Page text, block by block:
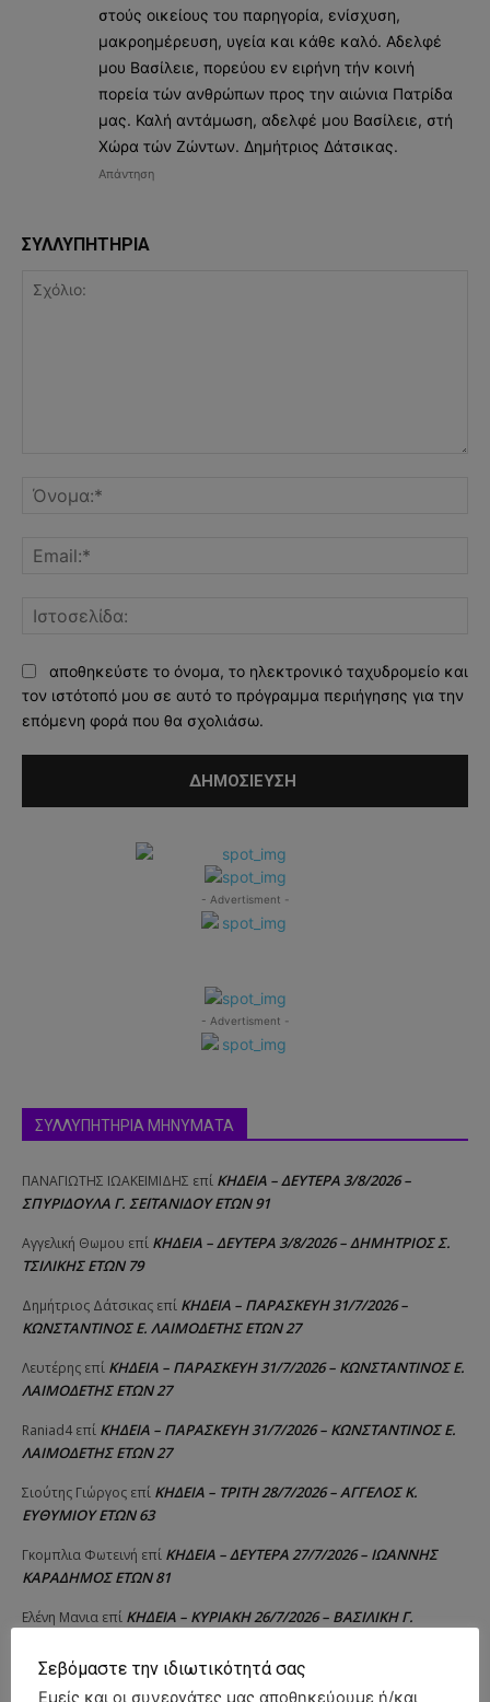
στούς οικείους του παρηγορία, ενίσχυση,
μακροημέρευση, υγεία και κάθε καλό. Αδελφέ
μου Βασίλειε, πορεύου εν ειρήνη τήν κοινή
πορεία τών ανθρώπων προς την αιώνια Πατρίδα
μας. Καλή αντάμωση, αδελφέ μου Βασίλειε, στή
Χώρα τών Zώντων. Δημήτριος Δάτσικας.
Απάντηση
ΣΥΛΛΥΠΗΤΗΡΙΑ
αποθηκεύστε το όνομα, το ηλεκτρονικό ταχυδρομείο και
τον ιστότοπό μου σε αυτό το πρόγραμμα περιήγησης για την
επόμενη φορά που θα σχολιάσω.
- Advertisment -
- Advertisment -
ΣΥΛΛΥΠΗΤΗΡΙΑ ΜΗΝΥΜΑΤΑ
ΠΑΝΑΓΙΩΤΗΣ IΩΑΚΕΙΜΙΔΗΣ επί ΚΗΔΕΙΑ – ΔΕΥΤΕΡΑ 3/8/2026 –
ΣΠΥΡΙΔΟΥΛΑ Γ. ΣΕΪΤΑΝΙΔΟΥ ΕΤΩΝ 91
Αγγελική Θωμου επί ΚΗΔΕΙΑ – ΔΕΥΤΕΡΑ 3/8/2026 – ΔΗΜΗΤΡΙΟΣ Σ.
ΤΣΙΛΙΚΗΣ ΕΤΩΝ 79
Δημήτριος Δάτσικας επί ΚΗΔΕΙΑ – ΠΑΡΑΣΚΕΥΗ 31/7/2026 –
ΚΩΝΣΤΑΝΤΙΝΟΣ Ε. ΛΑΙΜΟΔΕΤΗΣ ΕΤΩΝ 27
Λευτέρης επί ΚΗΔΕΙΑ – ΠΑΡΑΣΚΕΥΗ 31/7/2026 – ΚΩΝΣΤΑΝΤΙΝΟΣ Ε.
ΛΑΙΜΟΔΕΤΗΣ ΕΤΩΝ 27
Raniad4 επί ΚΗΔΕΙΑ – ΠΑΡΑΣΚΕΥΗ 31/7/2026 – ΚΩΝΣΤΑΝΤΙΝΟΣ Ε.
ΛΑΙΜΟΔΕΤΗΣ ΕΤΩΝ 27
Σιούτης Γιώργος επί ΚΗΔΕΙΑ – ΤΡΙΤΗ 28/7/2026 – ΑΓΓΕΛΟΣ Κ.
ΕΥΘΥΜΙΟΥ ΕΤΩΝ 63
Γκομπλια Φωτεινή επί ΚΗΔΕΙΑ – ΔΕΥΤΕΡΑ 27/7/2026 – ΙΩΑΝΝΗΣ
ΚΑΡΑΔΗΜΟΣ ΕΤΩΝ 81
Ελένη Μανια επί ΚΗΔΕΙΑ – ΚΥΡΙΑΚΗ 26/7/2026 – ΒΑΣΙΛΙΚΗ Γ.
Νίκος ΑλιβερτηςεπίΚΗΔΕΙΑ – ΣΑΒΒΑΤΟ 25/7/2026 – ΑΝΔΡΕΑΣ
Σεβόμαστε την ιδιωτικότητά σας
Εμείς και οι συνεργάτες μας αποθηκεύουμε ή/και